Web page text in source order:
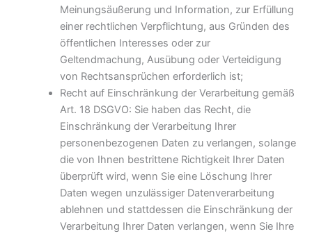
Meinungsäußerung und Information, zur Erfüllung
einer rechtlichen Verpflichtung, aus Gründen des
öffentlichen Interesses oder zur
Geltendmachung, Ausübung oder Verteidigung
von Rechtsansprüchen erforderlich ist;
Recht auf Einschränkung der Verarbeitung gemäß
Art. 18 DSGVO: Sie haben das Recht, die
Einschränkung der Verarbeitung Ihrer
personenbezogenen Daten zu verlangen, solange
die von Ihnen bestrittene Richtigkeit Ihrer Daten
überprüft wird, wenn Sie eine Löschung Ihrer
Daten wegen unzulässiger Datenverarbeitung
ablehnen und stattdessen die Einschränkung der
Verarbeitung Ihrer Daten verlangen, wenn Sie Ihre